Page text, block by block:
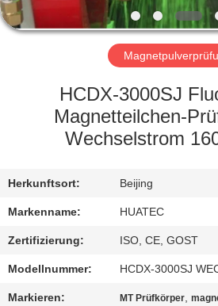
FABRIK-
AUSFLUG
SIE
MIT
UNS
IN
VERBINDUNG
HCDX-3000SJ
Magnetteilchen-
Wechselstrom
Herkunftsort: Beijing
Markenname: HUATEC
Zertifizierung: ISO, CE, GOST
Modellnummer: HCDX-3000SJ
Markieren: MT Prüfkörper,